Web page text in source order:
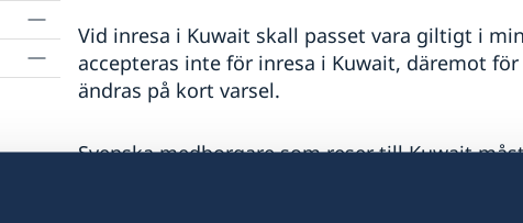
Vid inresa i Kuwait skall passet vara giltigt i
accepteras inte för inresa i Kuwait, däremot
ändras på kort varsel.
Svenska medborgare som reser till Kuwait
erhållas vid ankomsten till flygplatsen. Den
viseringar och stämplar från Israel riskerar att